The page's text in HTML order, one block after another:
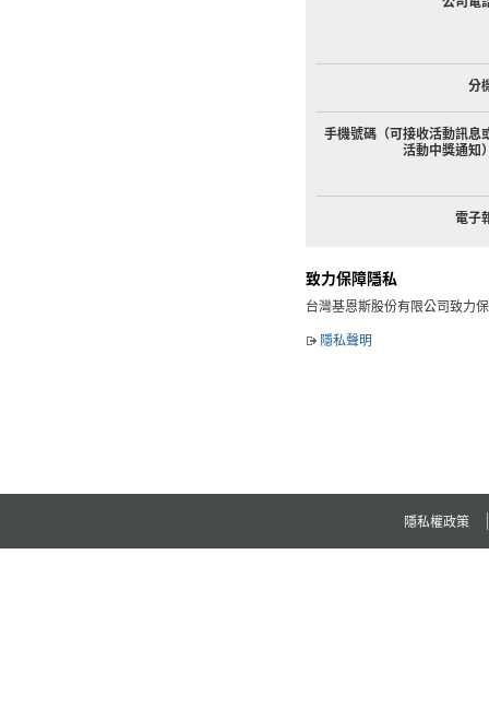
分
手機號碼（可接收活動訊息
活動中獎通知
電子
致力保障隱私
台灣基恩斯股份有限公司致力
隱私聲明
隱私權政策